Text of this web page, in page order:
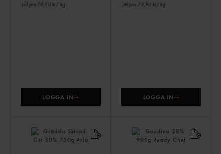
Jmf.pris 79,90 kr/ kg
LOGGA IN
Jmf.pris 79,90 kr/ kg
LOGGA IN